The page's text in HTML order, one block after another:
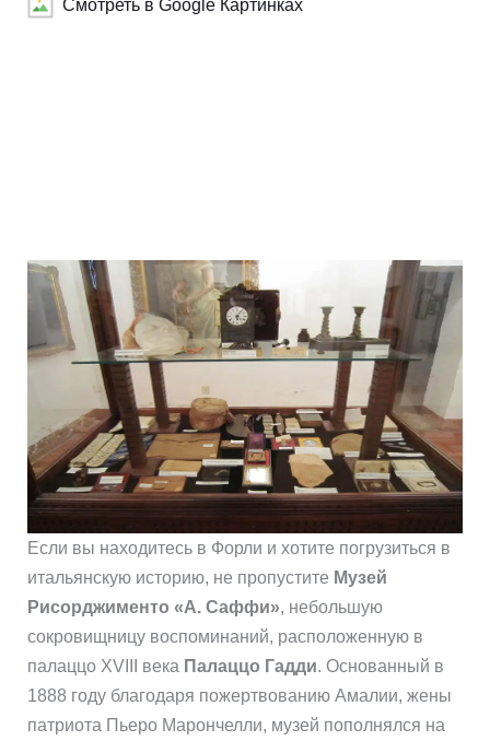
Смотреть в Google Картинках
Если вы находитесь в Форли и хотите погрузиться в
итальянскую историю, не пропустите Музей
Рисорджименто «А. Саффи», небольшую
сокровищницу воспоминаний, расположенную в
палаццо XVIII века Палаццо Гадди. Основанный в
1888 году благодаря пожертвованию Амалии, жены
патриота Пьеро Марончелли, музей пополнялся на